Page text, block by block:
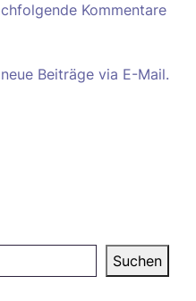
Kommentare
Beiträge via E-Mail.
Suchen